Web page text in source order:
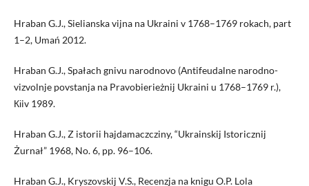
Hraban G.J., Sielianska vijna na Ukraini v 1768–1769 rokach, part
1–2, Umań 2012.
Hraban G.J., Spałach gnivu narodnovo (Аntifeudalne narodno-
vizvolnje povstanja na Pravobierieżnij Ukraini u 1768–1769 r.),
Кіiv 1989.
Hraban G.J., Z istorii hajdamaczcziny, “Ukrainskij Istoricznij
Żurnał” 1968, No. 6, pp. 96–106.
Hraban G.J., Kryszovskij V.S., Recenzja na knigu O.P. Lola